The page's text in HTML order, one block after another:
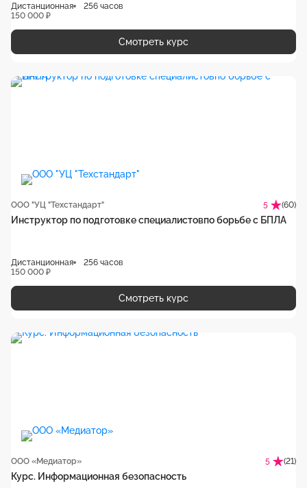
Дистанционная
256 часов
150 000 ₽
Смотреть курс
ООО "УЦ "Техстандарт" 5 (60)
Инструктор по подготовке специалистовпо борьбе с БПЛА
Дистанционная
256 часов
150 000 ₽
Смотреть курс
ООО «Медиатор» 5 (21)
Курс. Информационная безопасность